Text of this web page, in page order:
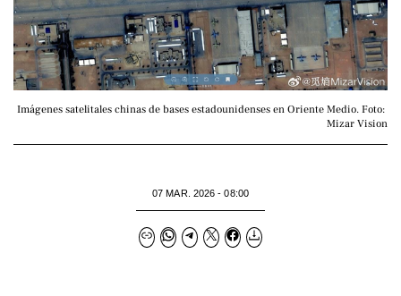
Imágenes satelitales chinas de bases estadounidenses en Oriente Medio. Foto:
Mizar Vision
07 MAR. 2026 - 08:00